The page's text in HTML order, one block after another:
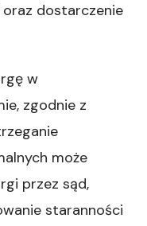
dostarczenie
w
zgodnie z
może
przez sąd,
staranności